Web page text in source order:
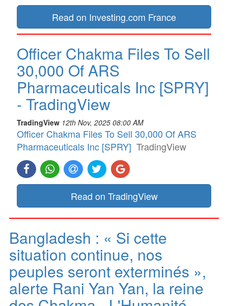
Read on Investing.com France
Officer Chakma Files To Sell
30,000 Of ARS
Pharmaceuticals Inc [SPRY]
- TradingView
TradingView 12th Nov, 2025 08:00 AM
Officer Chakma Files To Sell 30,000 Of ARS
Pharmaceuticals Inc [SPRY] TradingView
Read on TradingView
Bangladesh : « Si cette
situation continue, nos
peuples seront exterminés »,
alerte Rani Yan Yan, la reine